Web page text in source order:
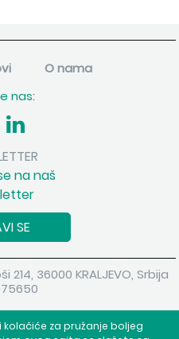
za pružanje boljeg
O nama
nas:
na naš
SE
36000 KRALJEVO, Srbija
shopen.com